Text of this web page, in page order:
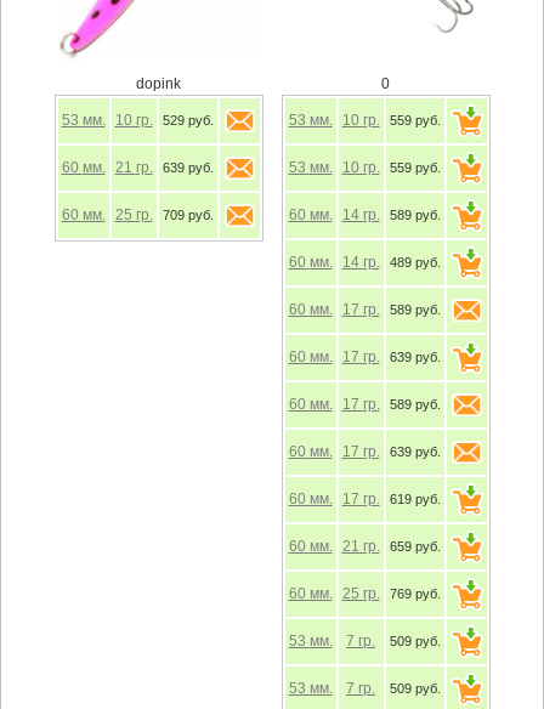
dopink
53 мм. 10 гр. 529 руб.
60 мм. 21 гр. 639 руб.
60 мм. 25 гр. 709 руб.
0
53 мм. 10 гр. 559 руб.
53 мм. 10 гр. 559 руб.
60 мм. 14 гр. 589 руб.
60 мм. 14 гр. 489 руб.
60 мм. 17 гр. 589 руб.
60 мм. 17 гр. 639 руб.
60 мм. 17 гр. 589 руб.
60 мм. 17 гр. 639 руб.
60 мм. 17 гр. 619 руб.
60 мм. 21 гр. 659 руб.
60 мм. 25 гр. 769 руб.
53 мм. 7 гр. 509 руб.
53 мм. 7 гр. 509 руб.